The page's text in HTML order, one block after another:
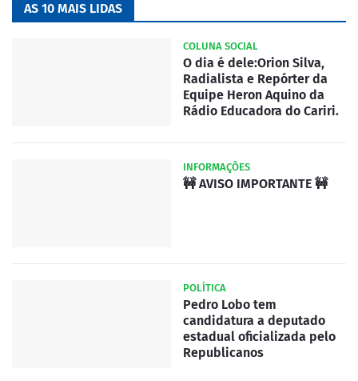
AS 10 MAIS LIDAS
COLUNA SOCIAL
O dia é dele:Orion Silva,
Radialista e Repórter da
Equipe Heron Aquino da
Rádio Educadora do Cariri.
INFORMAÇÕES
🚧 AVISO IMPORTANTE 🚧
POLÍTICA
Pedro Lobo tem
candidatura a deputado
estadual oficializada pelo
Republicanos